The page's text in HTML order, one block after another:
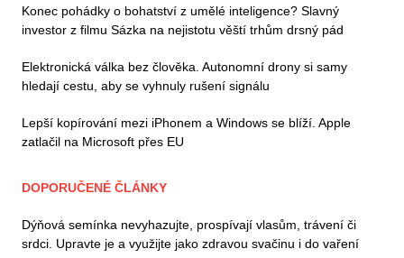
Konec pohádky o bohatství z umělé inteligence? Slavný
investor z filmu Sázka na nejistotu věští trhům drsný pád
Elektronická válka bez člověka. Autonomní drony si samy
hledají cestu, aby se vyhnuly rušení signálu
Lepší kopírování mezi iPhonem a Windows se blíží. Apple
zatlačil na Microsoft přes EU
DOPORUČENÉ ČLÁNKY
Dýňová semínka nevyhazujte, prospívají vlasům, trávení či
srdci. Upravte je a využijte jako zdravou svačinu i do vaření